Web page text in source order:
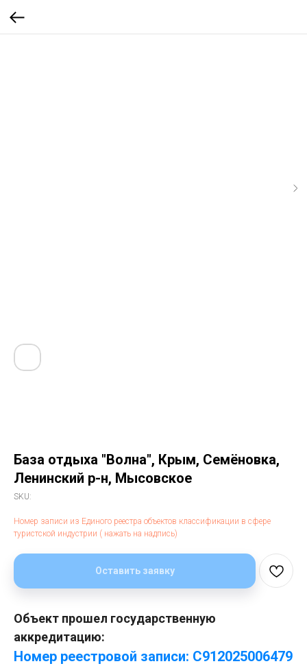
База отдыха "Волна", Крым, Семёновка,
Ленинский р-н, Мысовское
SKU:
Номер записи из Единого реестра объектов классификации в сфере
туристской индустрии ( нажать на надпись)
Оставить заявку
Объект прошел государственную
аккредитацию:
Номер реестровой записи: С912025006479